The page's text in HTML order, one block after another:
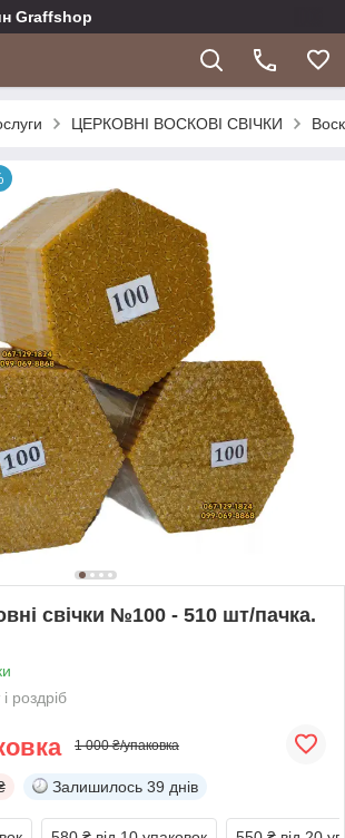
Graffshop
ЦЕРКОВНІ ВОСКОВІ СВІЧКИ
свічки №100 - 510 шт/пачка.
роздріб
1 000 ₴/упаковка
Залишилось 39 днів